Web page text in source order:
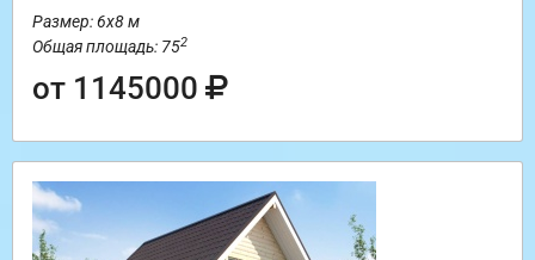
Размер: 6х8 м
Общая площадь: 752
от 1145000